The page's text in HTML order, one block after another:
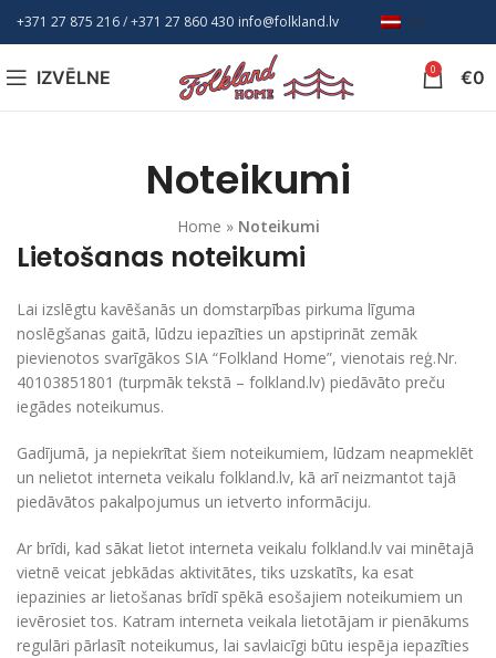
+371 27 875 216/ +371 27 860 430 info@folkland.lv LV
IZVĒLNE 0 €0
Noteikumi
Home » Noteikumi
Lietošanas noteikumi
Lai izslēgtu kavēšanās un domstarpības pirkuma līguma
noslēgšanas gaitā, lūdzu iepazīties un apstiprināt zemāk
pievienotos svarīgākos SIA “Folkland Home”, vienotais reģ.Nr.
40103851801 (turpmāk tekstā – folkland.lv) piedāvāto preču
iegādes noteikumus.
Gadījumā, ja nepiekrītat šiem noteikumiem, lūdzam neapmeklēt
un nelietot interneta veikalu folkland.lv, kā arī neizmantot tajā
piedāvātos pakalpojumus un ietverto informāciju.
Ar brīdi, kad sākat lietot interneta veikalu folkland.lv vai minētajā
vietnē veicat jebkādas aktivitātes, tiks uzskatīts, ka esat
iepazinies ar lietošanas brīdī spēkā esošajiem noteikumiem un
ievērosiet tos. Katram interneta veikala lietotājam ir pienākums
regulāri pārlasīt noteikumus, lai savlaicīgi būtu iespēja iepazīties